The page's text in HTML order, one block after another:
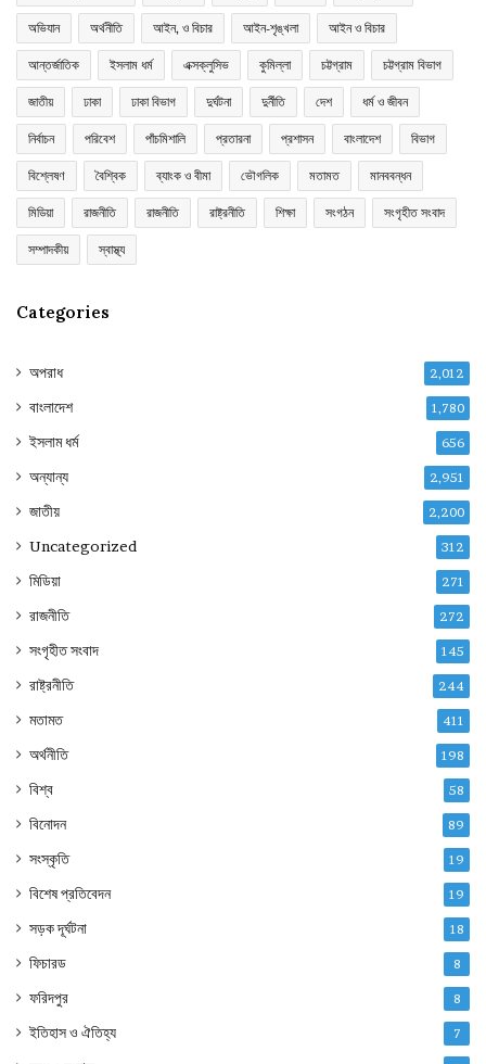
অভিযান অর্থনীতি আইন, ও বিচার আইন-শৃঙ্খলা আইন ও বিচার
আন্তর্জাতিক ইসলাম ধর্ম এক্সক্লুসিভ কুমিল্লা চট্টগ্রাম চট্টগ্রাম বিভাগ
জাতীয় ঢাকা ঢাকা বিভাগ দুর্ঘটনা দুর্নীতি দেশ ধর্ম ও জীবন
নির্বাচন পরিবেশ পাঁচমিশালি প্রতারনা প্রশাসন বাংলাদেশ বিভাগ
বিশ্লেষণ বৈশ্বিক ব্যাংক ও বীমা ভৌগলিক মতামত মানববন্ধন
মিডিয়া রাজনীতি রাজনীতি রাষ্ট্রনীতি শিক্ষা সংগঠন সংগৃহীত সংবাদ
সম্পাদকীয় স্বাস্থ্য
Categories
অপরাধ 2,012
বাংলাদেশ 1,780
ইসলাম ধর্ম 656
অন্যান্য 2,951
জাতীয় 2,200
Uncategorized 312
মিডিয়া 271
রাজনীতি 272
সংগৃহীত সংবাদ 145
রাষ্ট্রনীতি 244
মতামত 411
অর্থনীতি 198
বিশ্ব 58
বিনোদন 89
সংস্কৃতি 19
বিশেষ প্রতিবেদন 19
সড়ক দূর্ঘটনা 18
ফিচারড 8
ফরিদপুর 8
ইতিহাস ও ঐতিহ্য 7